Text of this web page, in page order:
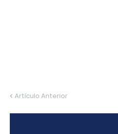
Artículo Anterior